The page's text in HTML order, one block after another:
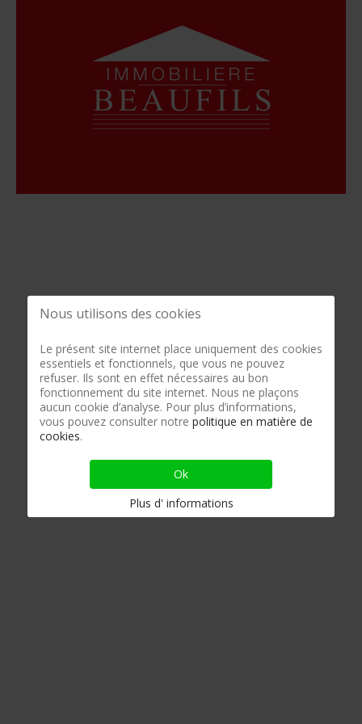
Nous utilisons des cookies
Le présent site internet place uniquement des cookies
essentiels et fonctionnels, que vous ne pouvez
refuser. Ils sont en effet nécessaires au bon
fonctionnement du site internet. Nous ne plaçons
aucun cookie d’analyse. Pour plus d’informations,
vous pouvez consulter notre politique en matière de
cookies.
Ok
Plus d' informations